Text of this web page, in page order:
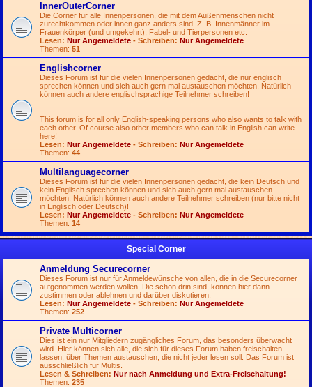
InnerOuterCorner
Die Corner für alle Innenpersonen, die mit dem Außenmenschen nicht
zurechtkommen oder innen ganz anders sind. Z. B. Innenmänner im
Frauenkörper (und umgekehrt), Fabel- und Tierpersonen etc.
Lesen: Nur Angemeldete - Schreiben: Nur Angemeldete
Themen: 51
Englishcorner
Dieses Forum ist für die vielen Innenpersonen gedacht, die nur englisch
sprechen können und sich auch gern mal austauschen möchten. Natürlich
können auch andere englischsprachige Teilnehmer schreiben!
---------
This forum is for all only English-speaking persons who also wants to talk with
each other. Of course also other members who can talk in English can write
here!
Lesen: Nur Angemeldete - Schreiben: Nur Angemeldete
Themen: 44
Multilanguagecorner
Dieses Forum ist für die vielen Innenpersonen gedacht, die kein Deutsch und
kein Englisch sprechen können und sich auch gern mal austauschen
möchten. Natürlich können auch andere Teilnehmer schreiben (nur bitte nicht
in Englisch oder Deutsch)!
Lesen: Nur Angemeldete - Schreiben: Nur Angemeldete
Themen: 14
Special Corner
Anmeldung Securecorner
Dieses Forum ist nur für Anmeldewünsche von allen, die in die Securecorner
aufgenommen werden wollen. Die schon drin sind, können hier dann
zustimmen oder ablehnen und darüber diskutieren.
Lesen: Nur Angemeldete - Schreiben: Nur Angemeldete
Themen: 252
Private Multicorner
Dies ist ein nur Mitgliedern zugängliches Forum, das besonders überwacht
wird. Hier können sich alle, die sich für dieses Forum haben freischalten
lassen, über Themen austauschen, die nicht jeder lesen soll. Das Forum ist
ausschließlich für Multis.
Lesen & Schreiben: Nur nach Anmeldung und Extra-Freischaltung!
Themen: 235